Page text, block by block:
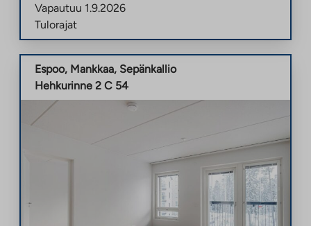
Vapautuu 1.9.2026
Tulorajat
Espoo, Mankkaa, Sepänkallio
Hehkurinne 2 C 54